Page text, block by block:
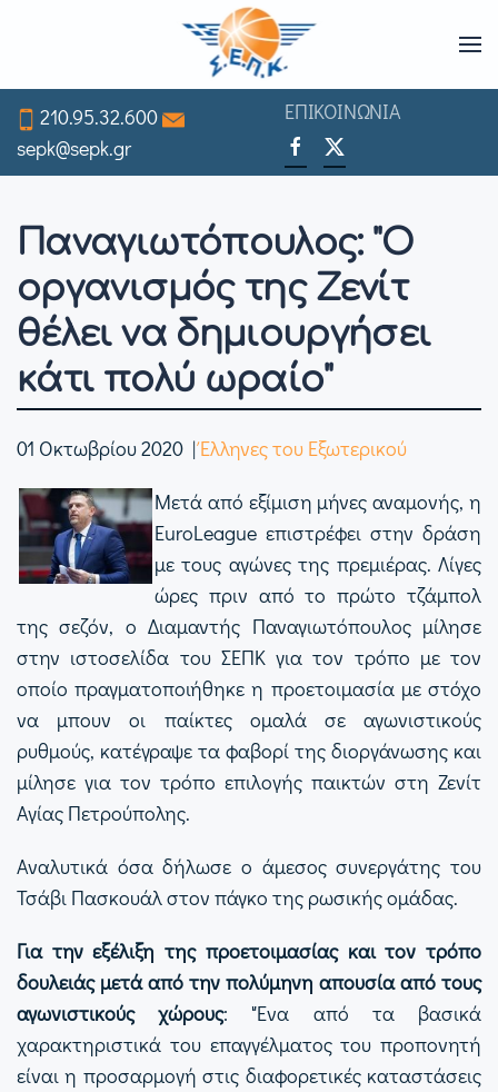
to
main
content
210.95.32.600
sepk@sepk.gr
ΕΠΙΚΟΙΝΩΝΙΑ
Παναγιωτόπουλος: "Ο
οργανισμός της Ζενίτ
θέλει να δημιουργήσει
κάτι πολύ ωραίο"
01 Οκτωβρίου 2020 |Έλληνες του Εξωτερικού
Μετά από εξίμιση μήνες αναμονής, η
EuroLeague επιστρέφει στην δράση
με τους αγώνες της πρεμιέρας. Λίγες
ώρες πριν από το πρώτο τζάμπολ
της σεζόν, ο Διαμαντής Παναγιωτόπουλος μίλησε
στην ιστοσελίδα του ΣΕΠΚ για τον τρόπο με τον
οποίο πραγματοποιήθηκε η προετοιμασία με στόχο
να μπουν οι παίκτες ομαλά σε αγωνιστικούς
ρυθμούς, κατέγραψε τα φαβορί της διοργάνωσης και
μίλησε για τον τρόπο επιλογής παικτών στη Ζενίτ
Αγίας Πετρούπολης.
Αναλυτικά όσα δήλωσε ο άμεσος συνεργάτης του
Τσάβι Πασκουάλ στον πάγκο της ρωσικής ομάδας.
Για την εξέλιξη της προετοιμασίας και τον τρόπο
δουλειάς μετά από την πολύμηνη απουσία από τους
αγωνιστικούς χώρους: "Ένα από τα βασικά
χαρακτηριστικά του επαγγέλματος του προπονητή
είναι η προσαρμογή στις διαφορετικές καταστάσεις